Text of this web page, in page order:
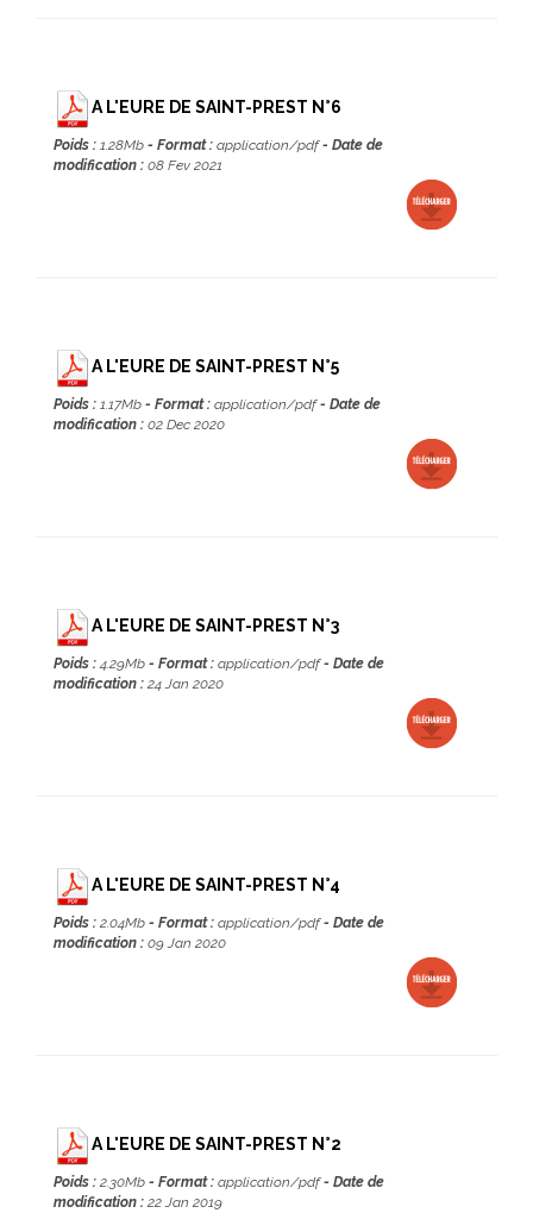
A L'EURE DE SAINT-PREST N°6
Poids : 1.28Mb - Format : application/pdf- Date de
modification : 08 Fev 2021
A L'EURE DE SAINT-PREST N°5
Poids : 1.17Mb - Format : application/pdf- Date de
modification : 02 Dec 2020
A L'EURE DE SAINT-PREST N°3
Poids :4.29Mb - Format : application/pdf- Date de
modification : 24 Jan 2020
A L'EURE DE SAINT-PREST N°4
Poids : 2.04Mb - Format : application/pdf- Date de
modification : 09 Jan 2020
A L'EURE DE SAINT-PREST N°2
Poids : 2.30Mb - Format : application/pdf- Date de
modification : 22 Jan 2019